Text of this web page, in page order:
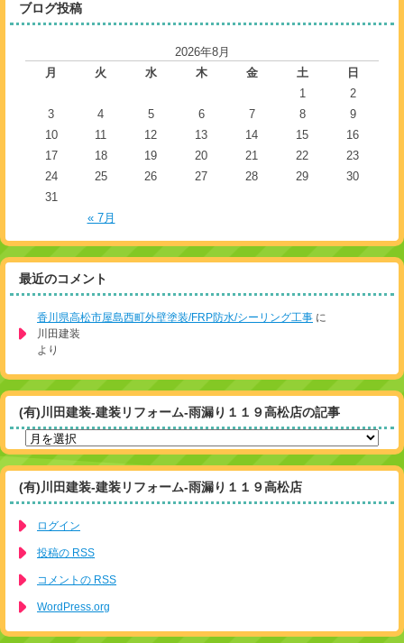
ブログ投稿
2026年8月
月
火 水 木 金 土 日
« 7月
1
2
3
4 5 6 7 8
9
10
11 12 13 14 15
16
17
18 19 20 21 22
23
24
25 26 27 28 29
30
31
最近のコメント
香川県高松市屋島西町外壁塗装/FRP防水/シーリング工事 に
川田建装
より
(有)川田建装-建装リフォーム-雨漏り１１９高松店の記事
(有)川田建装-建装リフォーム-雨漏り１１９高松店
ログイン
投稿の RSS
コメントの RSS
WordPress.org